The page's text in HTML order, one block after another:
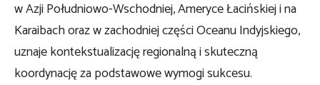
w Azji Południowo-Wschodniej, Ameryce Łacińskiej i na
Karaibach oraz w zachodniej części Oceanu Indyjskiego,
uznaje kontekstualizację regionalną i skuteczną
koordynację za podstawowe wymogi sukcesu.